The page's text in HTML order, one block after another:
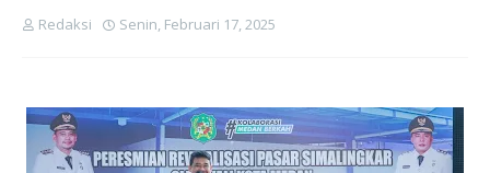
Redaksi Senin, Februari 17, 2025